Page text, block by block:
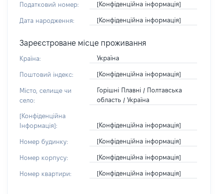
Податковий номер: [Конфіденційна інформація]
Дата народження: [Конфіденційна інформація]
Зареєстроване місце проживання
Країна: Україна
Поштовий індекс: [Конфіденційна інформація]
Місто, селище чи
село:
Горішні Плавні / Полтавська
область / Україна
[Конфіденційна
Інформація]:
[Конфіденційна інформація]
Номер будинку: [Конфіденційна інформація]
Номер корпусу: [Конфіденційна інформація]
Номер квартири: [Конфіденційна інформація]